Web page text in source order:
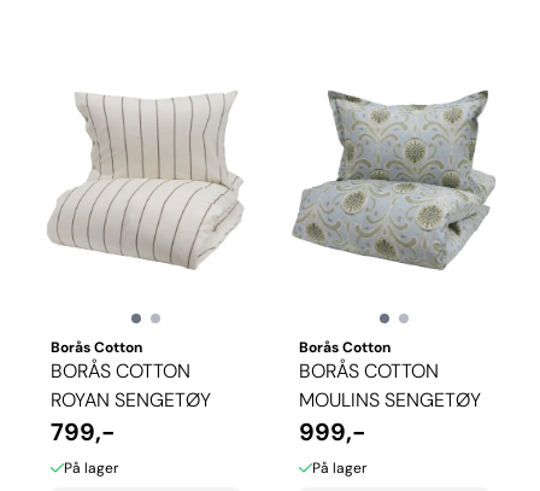
Borås Cotton
BORÅS COTTON
ROYAN SENGETØY
799,-
På lager
Borås Cotton
BORÅS COTTON
MOULINS SENGETØY
999,-
På lager